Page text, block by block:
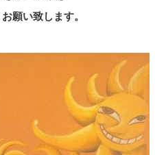
願い致します。